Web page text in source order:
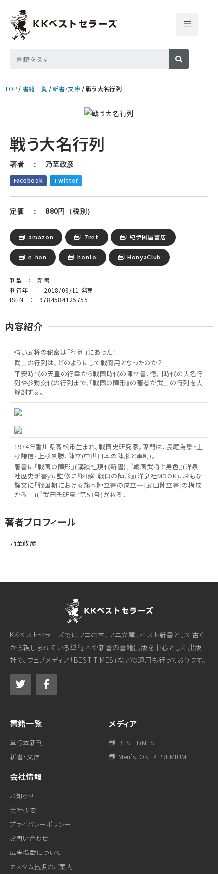
TOP 書籍一覧 新書・文庫 戦う大名行列
戦う大名行列
著者 ： 乃至政彦
Facebook Twitter
定価 ： 880円（税別）
amazon 7net 紀伊国屋書店
e-hon honto HonyaClub
判型 ： 新書
刊行年 ： 2018/09/11 発売
ISBN ： 9784584125755
内容紹介
強い武将の秘密は「行列」にあった！
武士の行列は、どのようにして戦闘用となったのか？
平安時代の天皇の行幸から戦国時代の陣立書、徳川時代の大名行
列や参勤交代の行列まで、『戦国の陣形』の著者が武士の行列を大
解剖する。
1974年香川県高松市生まれ。戦国史研究家。専門は、長尾為景・上
杉謙信・上杉景勝、陣立(中世日本の陣形と軍制)。
著書に『戦国の陣形』(講談社現代新書)、『戦国武将と男色』(洋泉
社歴史新書y)、監修に『図解! 戦国の陣形』(洋泉社MOOK)、おもな
論文に「戦国期における旗本陣立書の成立─[武田陣立書]の構成
から─」(『武田氏研究』第53号)がある。
著者プロフィール
乃至政彦
KKベストセラーズではワニの本、ワニ文庫、ベスト新書として古く
から親しまれている単行本や新書の書籍出版を中心とした出版
社で、ウェブメディア「BEST TiMES」などの運用も行っております。
書籍一覧
単行本新刊
新書・文庫
メディア
BEST TiMES
Men'sJOKER PREMIUM
会社情報
お知らせ
会社概要
プライバシーポリシー
お問い合わせ
広告掲載について
カスタム出版のご案内